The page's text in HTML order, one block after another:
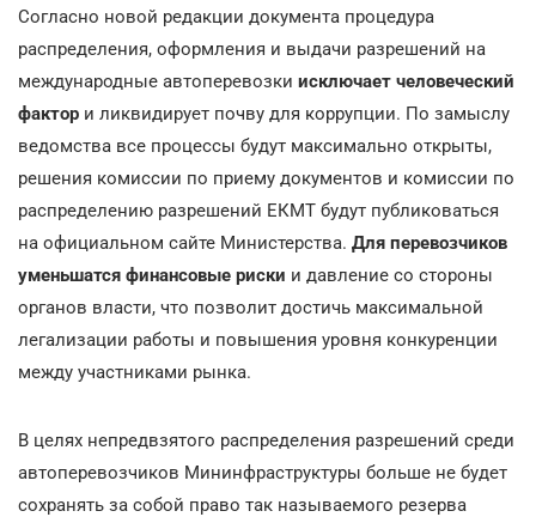
Согласно новой редакции документа процедура
распределения, оформления и выдачи разрешений на
международные автоперевозки исключает человеческий
фактор и ликвидирует почву для коррупции. По замыслу
ведомства все процессы будут максимально открыты,
решения комиссии по приему документов и комиссии по
распределению разрешений ЕКМТ будут публиковаться
на официальном сайте Министерства. Для перевозчиков
уменьшатся финансовые риски и давление со стороны
органов власти, что позволит достичь максимальной
легализации работы и повышения уровня конкуренции
между участниками рынка.
В целях непредвзятого распределения разрешений среди
автоперевозчиков Мининфраструктуры больше не будет
сохранять за собой право так называемого резерва